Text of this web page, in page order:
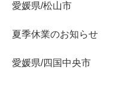
愛媛県/松山市
夏季休業のお知らせ
愛媛県/四国中央市